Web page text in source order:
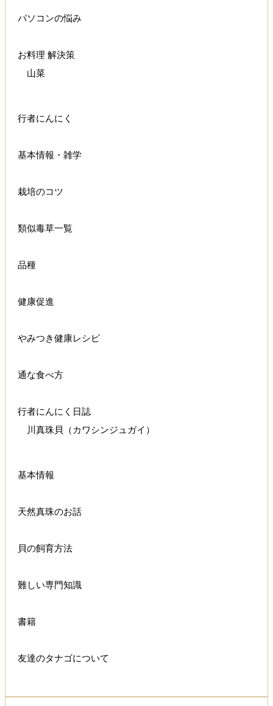
パソコンの悩み
お料理 解決策
山菜
行者にんにく
基本情報・雑学
栽培のコツ
類似毒草一覧
品種
健康促進
やみつき健康レシピ
通な食べ方
行者にんにく日誌
川真珠貝（カワシンジュガイ）
基本情報
天然真珠のお話
貝の飼育方法
難しい専門知識
書籍
友達のタナゴについて